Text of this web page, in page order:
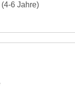
6 Jahre)